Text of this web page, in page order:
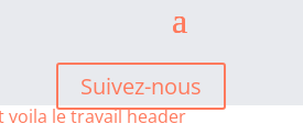
Suivez-nous